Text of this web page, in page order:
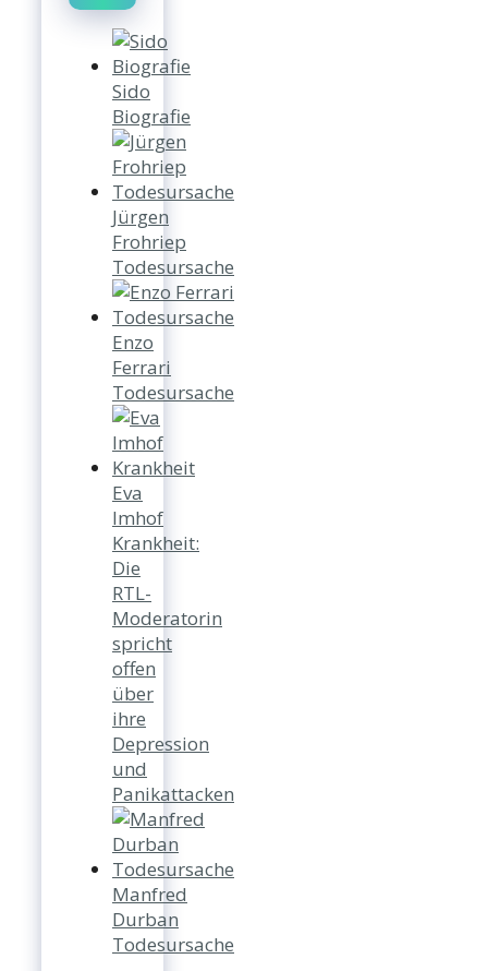
Sido
Biografie
Jürgen
Frohriep
Todesursache
Enzo
Ferrari
Todesursache
Eva
Imhof
Krankheit:
Die
RTL-
Moderatorin
spricht
offen
über
ihre
Depression
und
Panikattacken
Manfred
Durban
Todesursache